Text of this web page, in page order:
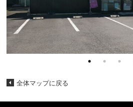
全体マップに戻る